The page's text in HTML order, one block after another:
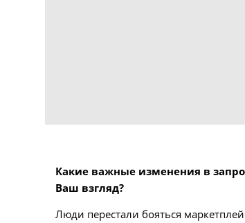
Какие важные изменения в
Ваш взгляд?
Люди перестали бояться